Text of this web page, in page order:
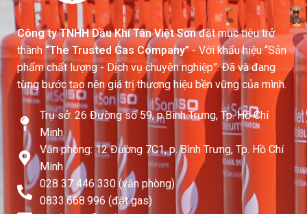
Công ty TNHH Dầu Khí Tân Việt Sơnđặt mục tiêu trở
thành “The Trusted Gas Company”- Với khẩu hiệu “Sản
phẩm chất lượng - Dịch vụ chuyên nghiệp”. Đã và đang
từng bước tạo nên giá trị thương hiệu bền vững của mình.
Trụ sở: 26 Đường số 59, p.Bình Trưng, Tp. Hồ Chí
Minh
Văn phòng: 12 Đường 7C1, p. Bình Trưng, Tp. Hồ Chí
Minh
028 37 446 330 (văn phòng)
0833.668.996 (đặt gas)